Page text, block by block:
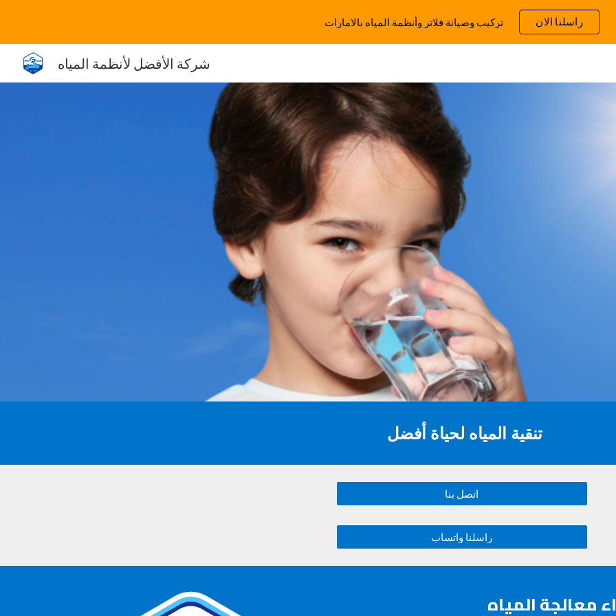
Skip to main content Skip to تركيب وصيانة فلاتر وأنظمة المياه بالامارات راسلنا الان
شركة الأفضل لأنظمة المياه
تنقية المياه لحياة أفضل
اتصل بنا
راسلنا واتساب
معالجة المياه